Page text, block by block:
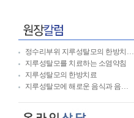
정수리부위 지루성탈모의 한방치…
지루성탈모를 치료하는 소염약침
지루성탈모의 한방치료
지루성탈모에 해로운 음식과 음…